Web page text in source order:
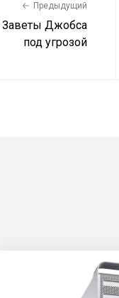
Предыдущий
Заветы Джобса
под угрозой